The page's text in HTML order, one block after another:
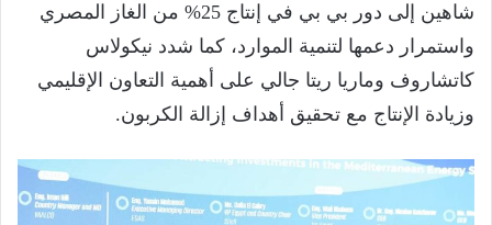
شاهين إلى دور بي بي في إنتاج 25% من الغاز المصري
واستمرار دعمها لتنمية الموارد، كما شدد نيكولاس
كاتشاروف وماريا ريتا جالي على أهمية التعاون الإقليمي
وزيادة الإنتاج مع تحقيق أهداف إزالة الكربون.